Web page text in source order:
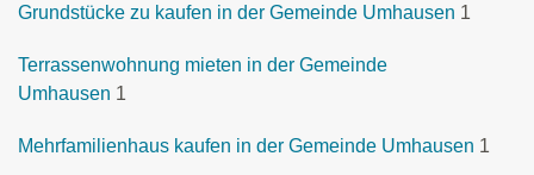
Grundstücke zu kaufen in der Gemeinde Umhausen 1
Terrassenwohnung mieten in der Gemeinde
Umhausen 1
Mehrfamilienhaus kaufen in der Gemeinde Umhausen 1